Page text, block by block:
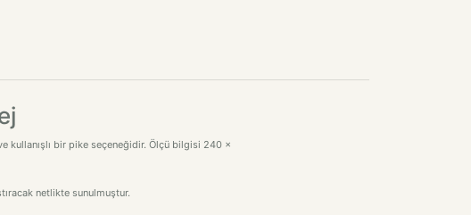
kullanışlı bir pike seçeneğidir. Ölçü bilgisi 240 x
netlikte sunulmuştur.